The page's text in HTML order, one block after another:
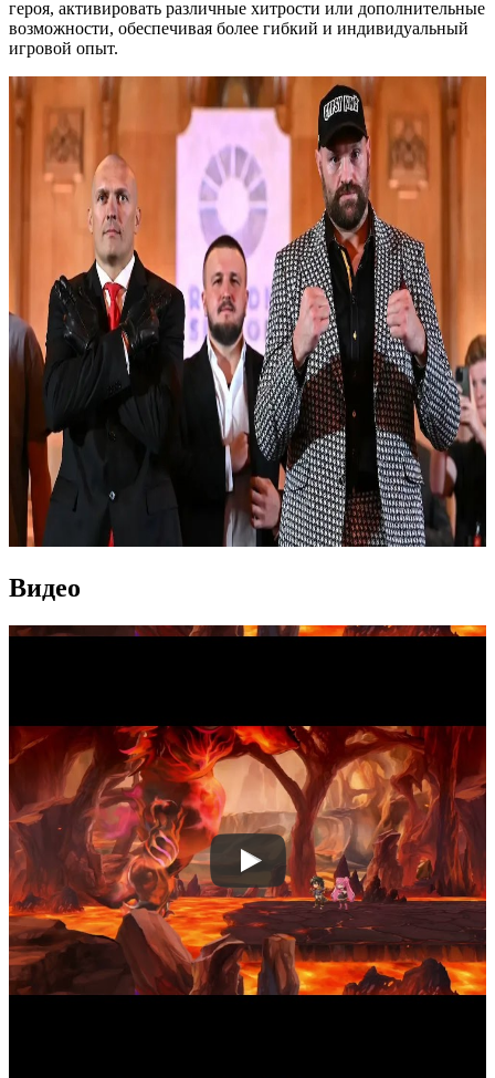
героя, активировать различные хитрости или дополнительные
возможности, обеспечивая более гибкий и индивидуальный
игровой опыт.
Видео